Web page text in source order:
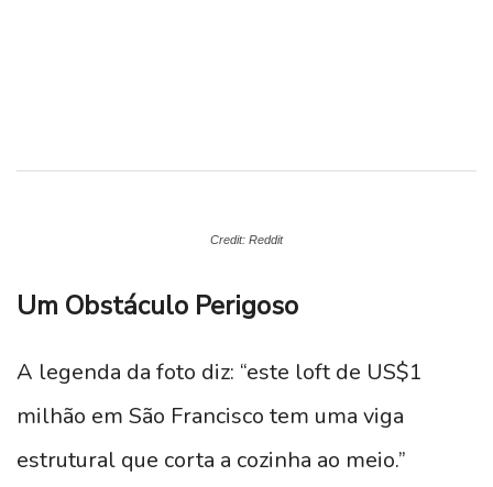
Credit: Reddit
Um Obstáculo Perigoso
A legenda da foto diz: “este loft de US$1
milhão em São Francisco tem uma viga
estrutural que corta a cozinha ao meio.”